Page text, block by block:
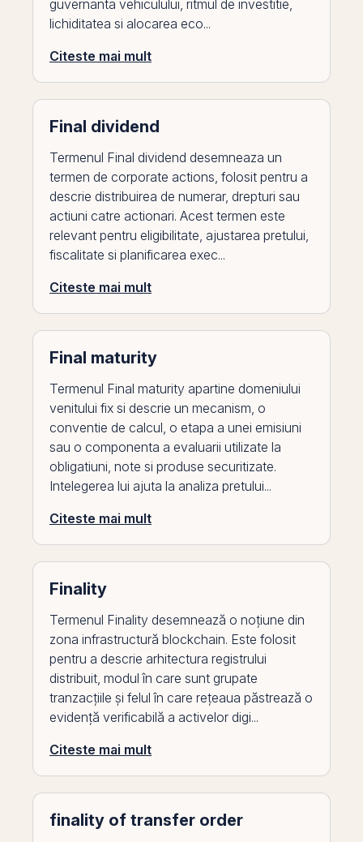
guvernanta vehiculului, ritmul de investitie,
lichiditatea si alocarea eco...
Citeste mai mult
Final dividend
Termenul Final dividend desemneaza un
termen de corporate actions, folosit pentru a
descrie distribuirea de numerar, drepturi sau
actiuni catre actionari. Acest termen este
relevant pentru eligibilitate, ajustarea pretului,
fiscalitate si planificarea exec...
Citeste mai mult
Final maturity
Termenul Final maturity apartine domeniului
venitului fix si descrie un mecanism, o
conventie de calcul, o etapa a unei emisiuni
sau o componenta a evaluarii utilizate la
obligatiuni, note si produse securitizate.
Intelegerea lui ajuta la analiza pretului...
Citeste mai mult
Finality
Termenul Finality desemnează o noțiune din
zona infrastructură blockchain. Este folosit
pentru a descrie arhitectura registrului
distribuit, modul în care sunt grupate
tranzacțiile și felul în care rețeaua păstrează o
evidență verificabilă a activelor digi...
Citeste mai mult
finality of transfer order